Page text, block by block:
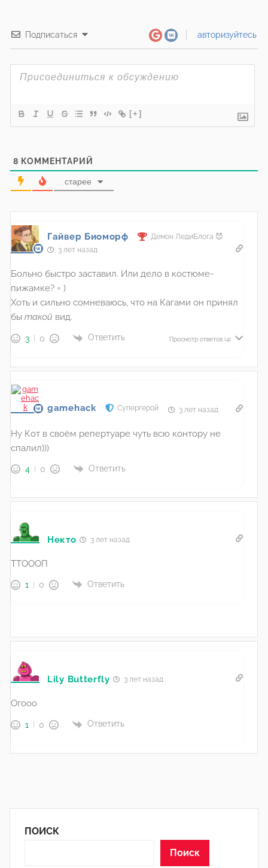
Подписаться авторизуйтесь
[+]
8 КОММЕНТАРИЙ
старее
Гайвер Биоморф
Демон ЛедиБлога 😈
3 лет назад
Больно быстро заставил. Или дело в костюме-
пижамке? = )
Хоть и сильно сомневаюсь, что на Кагами он принял
бы такой вид.
3 0 Ответить Просмотр ответов (4)
gamehack Супергерой 3 лет назад
Ну Кот в своём репертуаре чуть всю контору не
спалил)))
4 0 Ответить
Некто 3 лет назад
ТТОООП
1 0 Ответить
Lily Butterfly 3 лет назад
Огооо
1 0 Ответить
ПОИСК
Поиск